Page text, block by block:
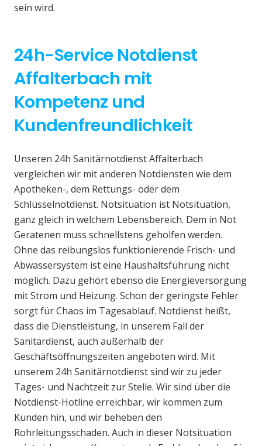
sein wird.
24h-Service Notdienst
Affalterbach mit
Kompetenz und
Kundenfreundlichkeit
Unseren 24h Sanitärnotdienst Affalterbach
vergleichen wir mit anderen Notdiensten wie dem
Apotheken-, dem Rettungs- oder dem
Schlüsselnotdienst. Notsituation ist Notsituation,
ganz gleich in welchem Lebensbereich. Dem in Not
Geratenen muss schnellstens geholfen werden.
Ohne das reibungslos funktionierende Frisch- und
Abwassersystem ist eine Haushaltsführung nicht
möglich. Dazu gehört ebenso die Energieversorgung
mit Strom und Heizung. Schon der geringste Fehler
sorgt für Chaos im Tagesablauf. Notdienst heißt,
dass die Dienstleistung, in unserem Fall der
Sanitärdienst, auch außerhalb der
Geschäftsöffnungszeiten angeboten wird. Mit
unserem 24h Sanitärnotdienst sind wir zu jeder
Tages- und Nachtzeit zur Stelle. Wir sind über die
Notdienst-Hotline erreichbar, wir kommen zum
Kunden hin, und wir beheben den
Rohrleitungsschaden. Auch in dieser Notsituation